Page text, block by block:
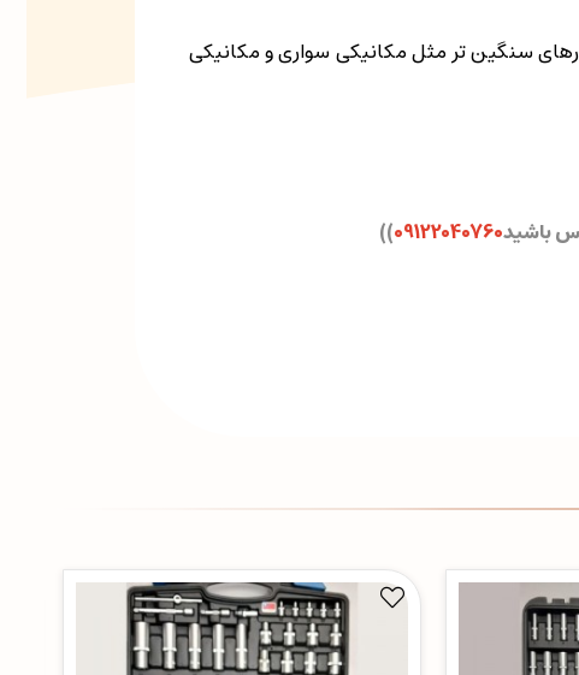
سنگین تر مثل مکانیکی سواری و مکانیکی
باشید09122040760
)
)